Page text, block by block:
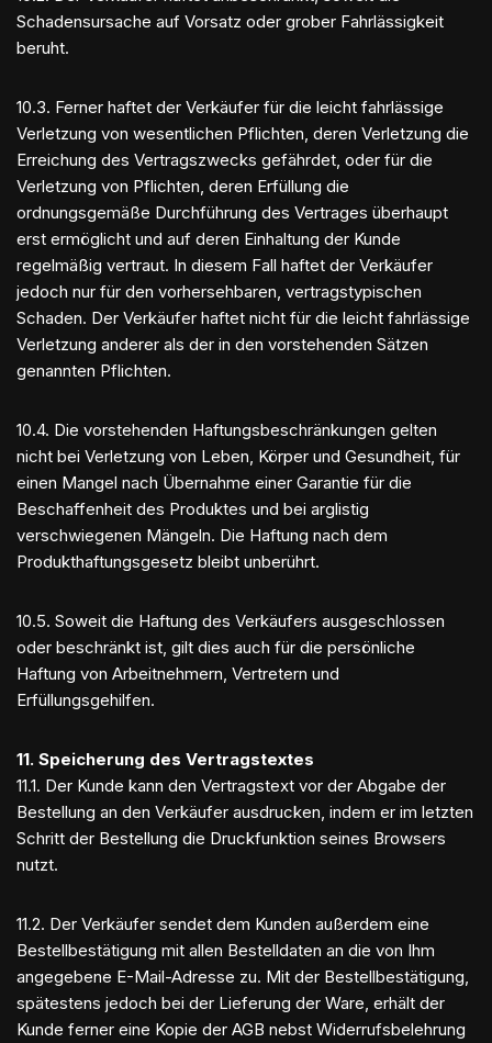
Schadensursache auf Vorsatz oder grober Fahrlässigkeit
beruht.
10.3. Ferner haftet der Verkäufer für die leicht fahrlässige
Verletzung von wesentlichen Pflichten, deren Verletzung die
Erreichung des Vertragszwecks gefährdet, oder für die
Verletzung von Pflichten, deren Erfüllung die
ordnungsgemäße Durchführung des Vertrages überhaupt
erst ermöglicht und auf deren Einhaltung der Kunde
regelmäßig vertraut. In diesem Fall haftet der Verkäufer
jedoch nur für den vorhersehbaren, vertragstypischen
Schaden. Der Verkäufer haftet nicht für die leicht fahrlässige
Verletzung anderer als der in den vorstehenden Sätzen
genannten Pflichten.
10.4. Die vorstehenden Haftungsbeschränkungen gelten
nicht bei Verletzung von Leben, Körper und Gesundheit, für
einen Mangel nach Übernahme einer Garantie für die
Beschaffenheit des Produktes und bei arglistig
verschwiegenen Mängeln. Die Haftung nach dem
Produkthaftungsgesetz bleibt unberührt.
10.5. Soweit die Haftung des Verkäufers ausgeschlossen
oder beschränkt ist, gilt dies auch für die persönliche
Haftung von Arbeitnehmern, Vertretern und
Erfüllungsgehilfen.
11. Speicherung des Vertragstextes
11.1. Der Kunde kann den Vertragstext vor der Abgabe der
Bestellung an den Verkäufer ausdrucken, indem er im letzten
Schritt der Bestellung die Druckfunktion seines Browsers
nutzt.
11.2. Der Verkäufer sendet dem Kunden außerdem eine
Bestellbestätigung mit allen Bestelldaten an die von Ihm
angegebene E-Mail-Adresse zu. Mit der Bestellbestätigung,
spätestens jedoch bei der Lieferung der Ware, erhält der
Kunde ferner eine Kopie der AGB nebst Widerrufsbelehrung